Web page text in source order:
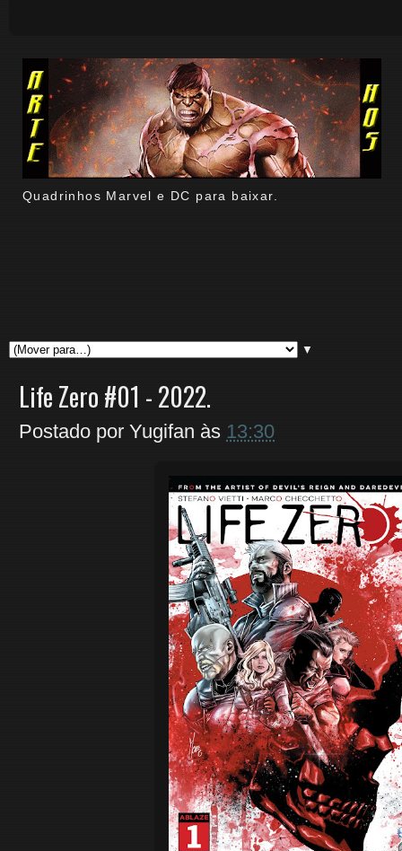
Quadrinhos Marvel e DC para baixar.
▼
Life Zero #01 - 2022.
Postado por Yugifan às 13:30